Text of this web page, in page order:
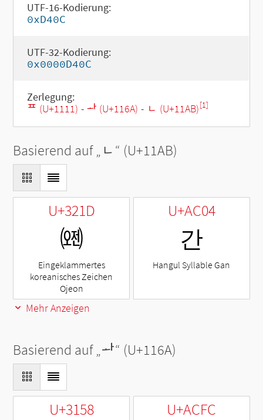
UTF-16-Kodierung:
0xD40C
UTF-32-Kodierung:
0x0000D40C
Zerlegung:
ᄑ (U+1111) - ᅪ (U+116A) - ᆫ (U+11AB)[1]
Basierend auf „ ᆫ“ (U+11AB)
U+321D
㈝
Eingeklammertes
koreanisches Zeichen
Ojeon
U+AC04
간
Hangul Syllable Gan
Mehr Anzeigen
Basierend auf „ᅪ“ (U+116A)
U+3158 U+ACFC